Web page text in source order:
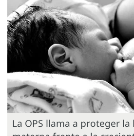
La OPS llama a proteger la